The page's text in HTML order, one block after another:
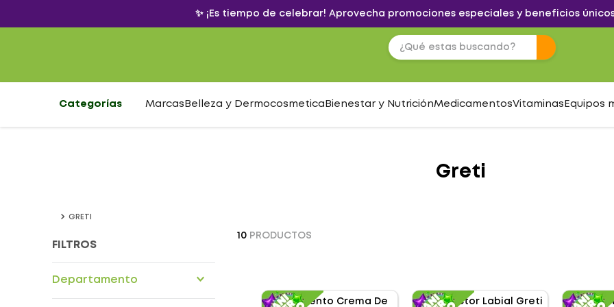
✨ ¡Es tiempo de celebrar! Aprovecha promociones especiales y beneficios
Categorías Marcas Belleza y Dermocosmetica Bienestar y NutriciónMedicamentosVitaminas Equipos
Greti
GRETI
FILTROS
Departamento
10 PRODUCTOS